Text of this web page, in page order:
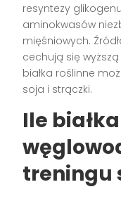
resyntezy
aminokwasów
mięśniowych.
cechują się
białka roślinne
soja i strączki.
Ile
treningu